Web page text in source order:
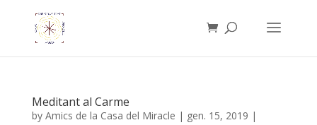
Meditant al Carme
by Amics de la Casa del Miracle | gen. 15, 2019 |